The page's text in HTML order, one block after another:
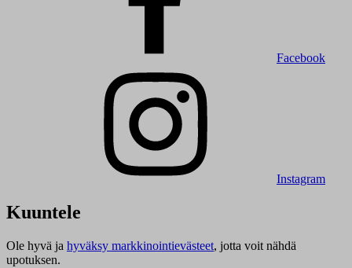
Facebook
Instagram
Kuuntele
Ole hyvä ja hyväksy markkinointievästeet, jotta voit nähdä
upotuksen.